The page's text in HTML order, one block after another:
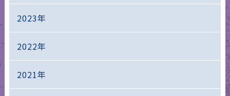
2023年
2022年
2021年